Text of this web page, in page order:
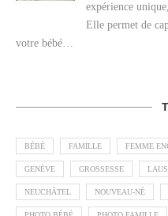
expérience
Elle permet de
votre bébé…
BÉBÉ FAMILLE FEMME
GENÈVE GROSSESSE
NEUCHÂTEL NOUVEAU-NÉ